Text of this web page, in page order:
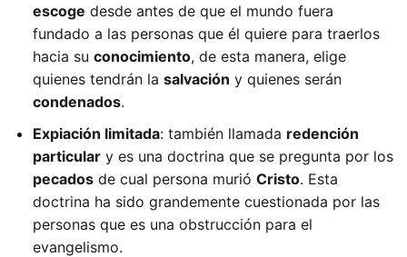
escoge desde antes de que el mundo fuera
fundado a las personas que él quiere para traerlos
hacia su conocimiento, de esta manera, elige
quienes tendrán la salvación y quienes serán
condenados.
Expiación limitada: también llamada redención
particular y es una doctrina que se pregunta por los
pecados de cual persona murió Cristo. Esta
doctrina ha sido grandemente cuestionada por las
personas que es una obstrucción para el
evangelismo.